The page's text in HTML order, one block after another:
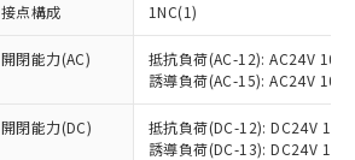
接点構成 1NC(1)
開閉能力(AC)
抵抗負荷(AC-12): AC24V
誘導負荷(AC-15): AC24V
開閉能力(DC)
抵抗負荷(DC-12): DC24V
誘導負荷(DC-13): DC24V